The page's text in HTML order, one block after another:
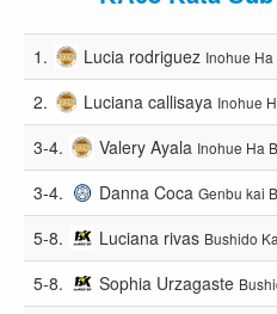
1. Lucia rodriguez Inohue
2. Luciana callisaya Inohue
3-4. Valery Ayala Inohue Ha
3-4. Danna Coca Genbu kai
5-8. Luciana rivas Bushido
5-8. Sophia Urzagaste